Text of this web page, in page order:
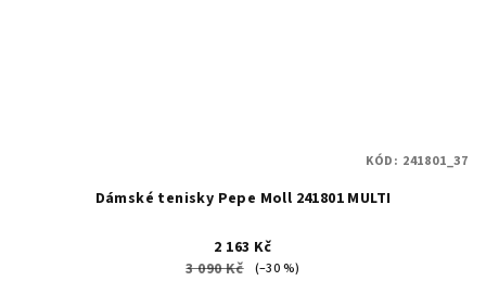
Dámské tenisky Pepe Moll 241801 MULTI
2 163 Kč
3 090 Kč
(–30 %)
KÓD: 241801_37